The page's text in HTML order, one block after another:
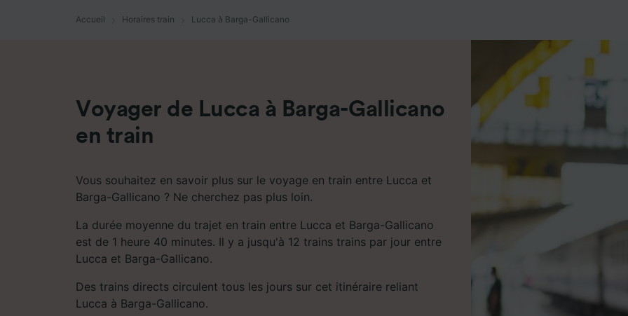
Accueil Horaires train Lucca à Barga-Gallicano
Voyager de Lucca à Barga-Gallicano
en train
Vous souhaitez en savoir plus sur le voyage en train entre Lucca et
Barga-Gallicano ? Ne cherchez pas plus loin.
La durée moyenne du trajet en train entre Lucca et Barga-Gallicano
est de 1 heure 40 minutes. Il y a jusqu'à 12 trains trains par jour entre
Lucca et Barga-Gallicano.
Des trains directs circulent tous les jours sur cet itinéraire reliant
Lucca à Barga-Gallicano.
développement de services.
Liste de nos partenaires (fournisseurs)